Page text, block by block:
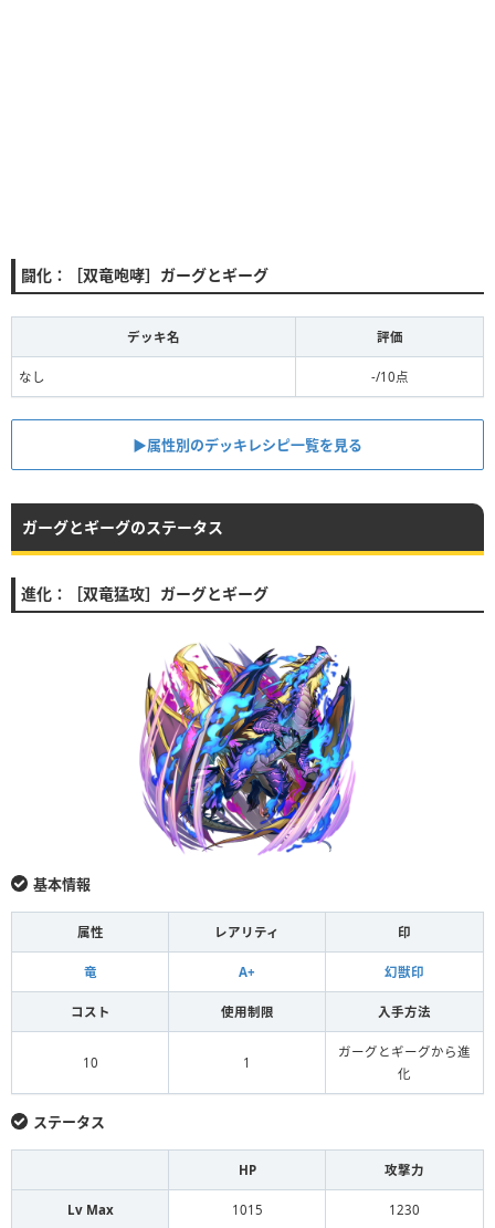
闘化：［双竜咆哮］ガーグとギーグ
デッキ名 評価
なし -/10点
▶属性別のデッキレシピ一覧を見る
ガーグとギーグのステータス
進化：［双竜猛攻］ガーグとギーグ
基本情報
属性 レアリティ 印
竜 A+ 幻獣印
コスト 使用制限 入手方法
10 1
ガーグとギーグから進
化
ステータス
HP 攻撃力
Lv Max 1015 1230